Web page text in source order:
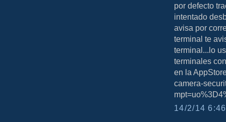
por defecto
intentado
avisa por
terminal te
terminal...lo
terminales
en la
camera-
14/2/14